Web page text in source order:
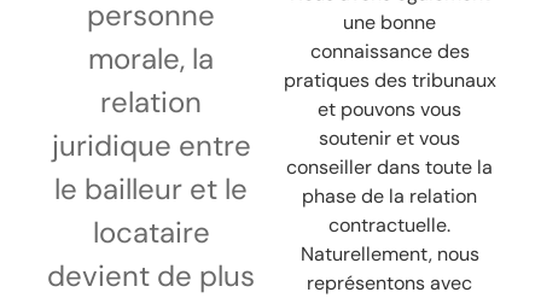
personne
morale, la
relation
juridique entre
le bailleur et le
locataire
devient de plus
une bonne
connaissance des
pratiques des tribunaux
et pouvons vous
soutenir et vous
conseiller dans toute la
phase de la relation
contractuelle.
Naturellement, nous
représentons avec